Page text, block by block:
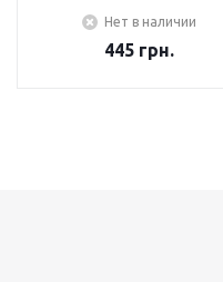
Нет в наличии
445грн.